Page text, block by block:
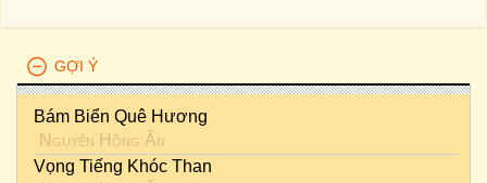
GỢI Ý
Bám Biển Quê Hương
Nguyễn Hồng Ân
Vọng Tiếng Khóc Than